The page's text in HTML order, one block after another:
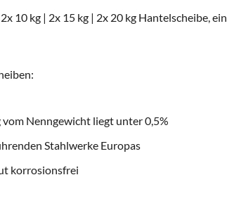
10 kg | 2x 15 kg | 2x 20 kg Hantelscheibe, ein
Nenngewicht liegt unter 0,5%
Stahlwerke Europas
korrosionsfrei